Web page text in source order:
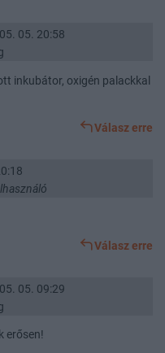
05. 20:58
inkubátor, oxigén palackkal
Válasz erre
Válasz erre
05. 09:29
erősen!